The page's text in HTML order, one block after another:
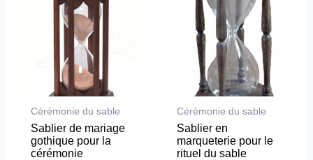
Cérémonie du sable
Sablier de mariage
gothique pour la
cérémonie
plusieurs
variations.
peuvent
choisies
la
du
produit
Cérémonie du sable
Sablier en
marqueterie pour le
rituel du sable
plusieurs
variations.
options
peuvent
choisies
la
du
produit